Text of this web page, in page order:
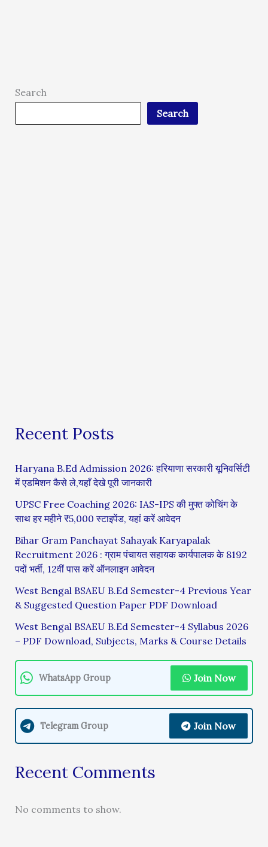
Search
Search
Recent Posts
Haryana B.Ed Admission 2026: हरियाणा सरकारी यूनिवर्सिटी
में एडमिशन कैसे ले,यहाँ देखे पूरी जानकारी
UPSC Free Coaching 2026: IAS-IPS की मुफ्त कोचिंग के
साथ हर महीने ₹5,000 स्टाइपेंड, यहां करें आवेदन
Bihar Gram Panchayat Sahayak Karyapalak
Recruitment 2026 : ग्राम पंचायत सहायक कार्यपालक के 8192
पदों भर्ती, 12वीं पास करें ऑनलाइन आवेदन
West Bengal BSAEU B.Ed Semester-4 Previous Year
& Suggested Question Paper PDF Download
West Bengal BSAEU B.Ed Semester-4 Syllabus 2026
– PDF Download, Subjects, Marks & Course Details
WhatsApp Group Join Now
Telegram Group Join Now
Recent Comments
No comments to show.